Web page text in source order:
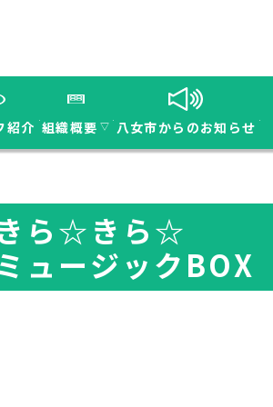
紹介 組織概要 ▽ 八女市からのお知らせ
ら☆きら☆
ュージックBOX